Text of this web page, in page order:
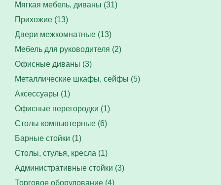
Мягкая мебель, диваны (31)
Прихожие (13)
Двери межкомнатные (13)
Мебель для руководителя (2)
Офисные диваны (3)
Металлические шкафы, сейфы (5)
Аксессуары (1)
Офисные перегородки (1)
Столы компьютерные (6)
Барные стойки (1)
Столы, стулья, кресла (1)
Административные стойки (3)
Торговое оборудование (4)